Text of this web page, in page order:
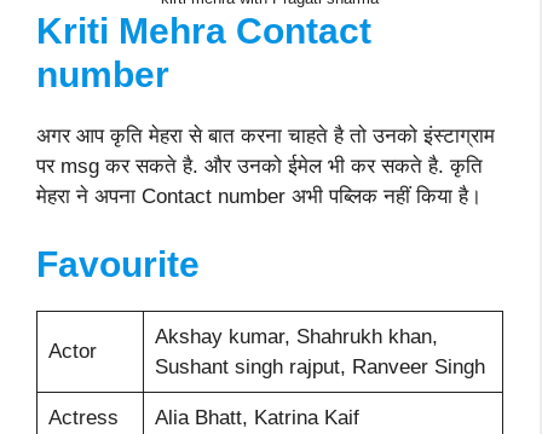
Kriti Mehra Contact
number
अगर आप कृति मेहरा से बात करना चाहते है तो उनको इंस्टाग्राम
पर msg कर सकते है. और उनको ईमेल भी कर सकते है. कृति
मेहरा ने अपना Contact number अभी पब्लिक नहीं किया है।
Favourite
Actor
Akshay kumar, Shahrukh khan,
Sushant singh rajput, Ranveer Singh
Actress Alia Bhatt, Katrina Kaif